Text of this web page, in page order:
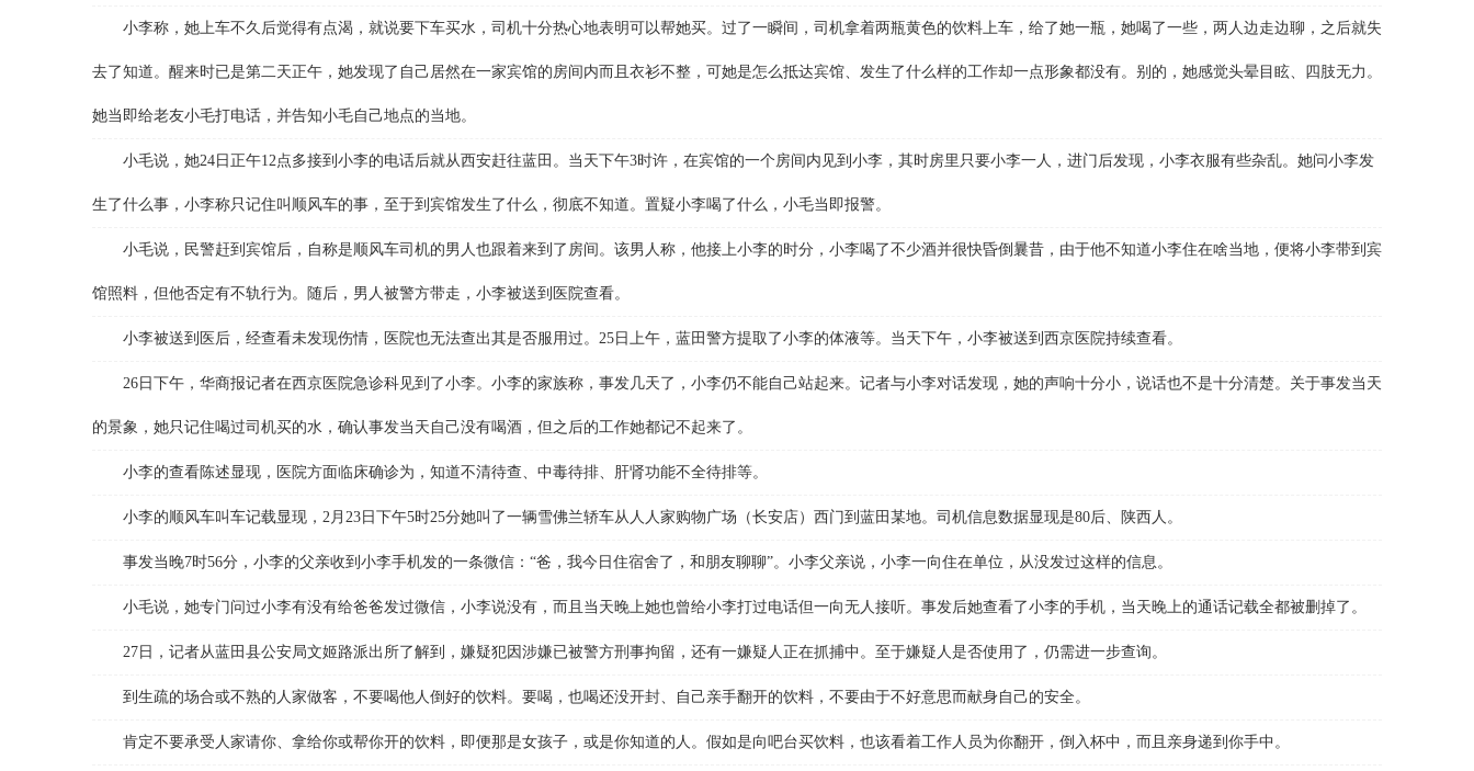
小李称，她上车不久后觉得有点渴，就说要下车买水，司机十分热心地表明可以帮她买。过了一瞬间，司机拿着两瓶黄色的饮料上车，给了她一瓶，她喝了一些，两人边走边聊，之后就失
去了知道。醒来时已是第二天正午，她发现了自己居然在一家宾馆的房间内而且衣衫不整，可她是怎么抵达宾馆、发生了什么样的工作却一点形象都没有。别的，她感觉头晕目眩、四肢无力。
她当即给老友小毛打电话，并告知小毛自己地点的当地。
小毛说，她24日正午12点多接到小李的电话后就从西安赶往蓝田。当天下午3时许，在宾馆的一个房间内见到小李，其时房里只要小李一人，进门后发现，小李衣服有些杂乱。她问小李发
生了什么事，小李称只记住叫顺风车的事，至于到宾馆发生了什么，彻底不知道。置疑小李喝了什么，小毛当即报警。
小毛说，民警赶到宾馆后，自称是顺风车司机的男人也跟着来到了房间。该男人称，他接上小李的时分，小李喝了不少酒并很快昏倒曩昔，由于他不知道小李住在啥当地，便将小李带到宾
馆照料，但他否定有不轨行为。随后，男人被警方带走，小李被送到医院查看。
小李被送到医后，经查看未发现伤情，医院也无法查出其是否服用过。25日上午，蓝田警方提取了小李的体液等。当天下午，小李被送到西京医院持续查看。
26日下午，华商报记者在西京医院急诊科见到了小李。小李的家族称，事发几天了，小李仍不能自己站起来。记者与小李对话发现，她的声响十分小，说话也不是十分清楚。关于事发当天
的景象，她只记住喝过司机买的水，确认事发当天自己没有喝酒，但之后的工作她都记不起来了。
小李的查看陈述显现，医院方面临床确诊为，知道不清待查、中毒待排、肝肾功能不全待排等。
小李的顺风车叫车记载显现，2月23日下午5时25分她叫了一辆雪佛兰轿车从人人家购物广场（长安店）西门到蓝田某地。司机信息数据显现是80后、陕西人。
事发当晚7时56分，小李的父亲收到小李手机发的一条微信：“爸，我今日住宿舍了，和朋友聊聊”。小李父亲说，小李一向住在单位，从没发过这样的信息。
小毛说，她专门问过小李有没有给爸爸发过微信，小李说没有，而且当天晚上她也曾给小李打过电话但一向无人接听。事发后她查看了小李的手机，当天晚上的通话记载全都被删掉了。
27日，记者从蓝田县公安局文姬路派出所了解到，嫌疑犯因涉嫌已被警方刑事拘留，还有一嫌疑人正在抓捕中。至于嫌疑人是否使用了，仍需进一步查询。
到生疏的场合或不熟的人家做客，不要喝他人倒好的饮料。要喝，也喝还没开封、自己亲手翻开的饮料，不要由于不好意思而献身自己的安全。
肯定不要承受人家请你、拿给你或帮你开的饮料，即便那是女孩子，或是你知道的人。假如是向吧台买饮料，也该看着工作人员为你翻开，倒入杯中，而且亲身递到你手中。